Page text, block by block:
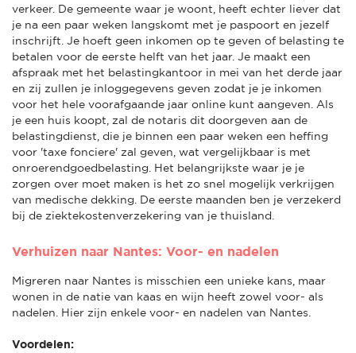
verkeer. De gemeente waar je woont, heeft echter liever dat
je na een paar weken langskomt met je paspoort en jezelf
inschrijft. Je hoeft geen inkomen op te geven of belasting te
betalen voor de eerste helft van het jaar. Je maakt een
afspraak met het belastingkantoor in mei van het derde jaar
en zij zullen je inloggegevens geven zodat je je inkomen
voor het hele voorafgaande jaar online kunt aangeven. Als
je een huis koopt, zal de notaris dit doorgeven aan de
belastingdienst, die je binnen een paar weken een heffing
voor 'taxe fonciere' zal geven, wat vergelijkbaar is met
onroerendgoedbelasting. Het belangrijkste waar je je
zorgen over moet maken is het zo snel mogelijk verkrijgen
van medische dekking. De eerste maanden ben je verzekerd
bij de ziektekostenverzekering van je thuisland.
Verhuizen naar Nantes: Voor- en nadelen
Migreren naar Nantes is misschien een unieke kans, maar
wonen in de natie van kaas en wijn heeft zowel voor- als
nadelen. Hier zijn enkele voor- en nadelen van Nantes.
Voordelen: